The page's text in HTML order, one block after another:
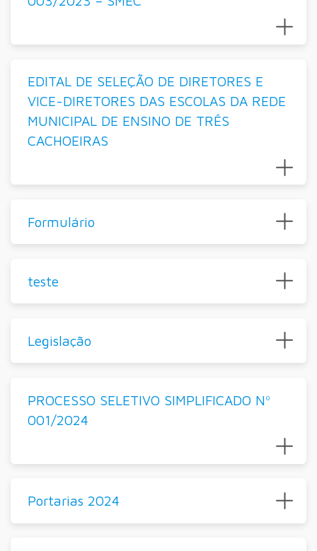
EDITAL DE SELEÇÃO DE DIRETORES E
VICE-DIRETORES DAS ESCOLAS DA REDE
MUNICIPAL DE ENSINO DE TRÊS
CACHOEIRAS
Formulário
teste
Legislação
PROCESSO SELETIVO SIMPLIFICADO Nº
001/2024
Portarias 2024